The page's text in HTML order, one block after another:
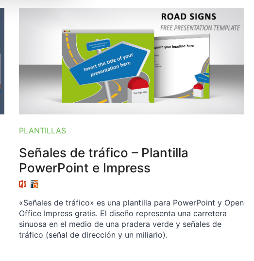
PLANTILLAS
Señales de tráfico – Plantilla
PowerPoint e Impress
«Señales de tráfico» es una plantilla para PowerPoint y Open
Office Impress gratis. El diseño representa una carretera
sinuosa en el medio de una pradera verde y señales de
tráfico (señal de dirección y un miliario).